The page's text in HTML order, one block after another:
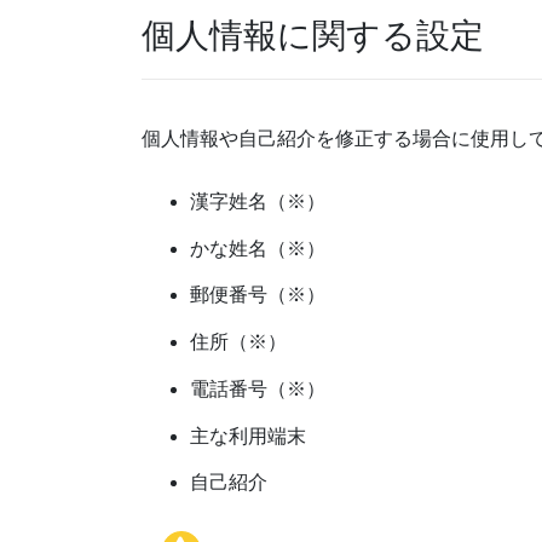
個人情報に関する設定
個人情報や自己紹介を修正する場合に使用し
漢字姓名（※）
かな姓名（※）
郵便番号（※）
住所（※）
電話番号（※）
主な利用端末
自己紹介